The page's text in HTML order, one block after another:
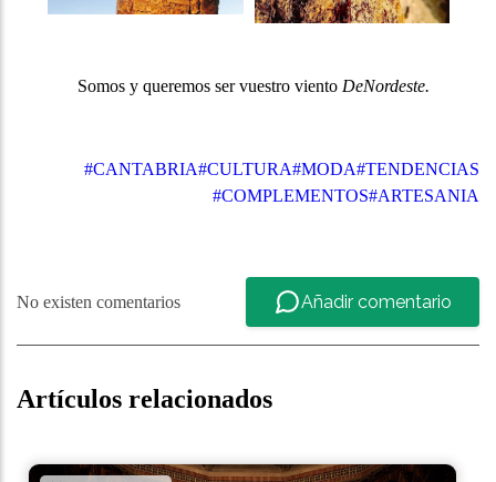
Somos y queremos ser vuestro viento DeNordeste.
#CANTABRIA#CULTURA#MODA#TENDENCIAS
#COMPLEMENTOS#ARTESANIA
No existen comentarios Añadir comentario
Artículos relacionados